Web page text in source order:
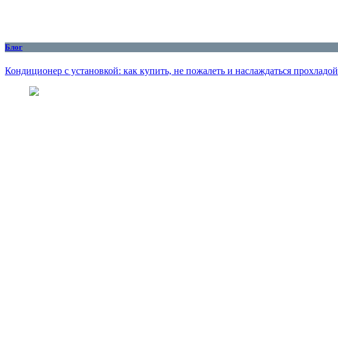
Блог
Кондиционер с установкой: как купить, не пожалеть и наслаждаться прохладой